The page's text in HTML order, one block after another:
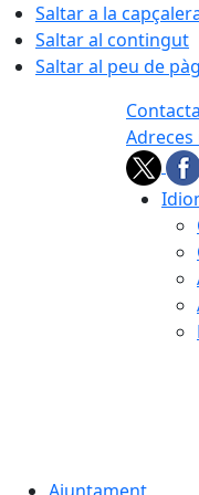
Saltar a la
Saltar al contingut
Saltar al peu de